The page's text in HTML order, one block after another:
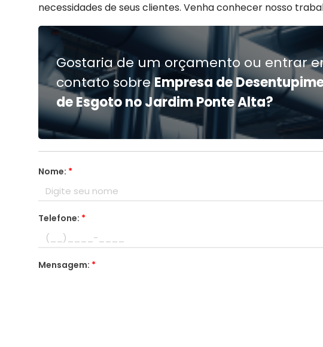
necessidades de seus clientes. Venha conhecer nosso
Gostaria de um orçamento ou entrar
contato sobreEmpresa de
de Esgoto no Jardim Ponte Alta?
Nome: *
Telefone: *
Mensagem: *